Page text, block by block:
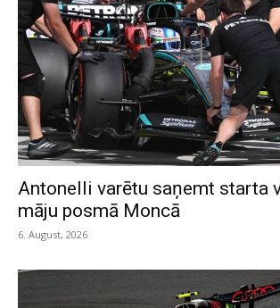
Antonelli varētu saņemt starta
māju posmā Moncā
6. August, 2026